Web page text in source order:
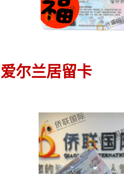
尔兰居留卡